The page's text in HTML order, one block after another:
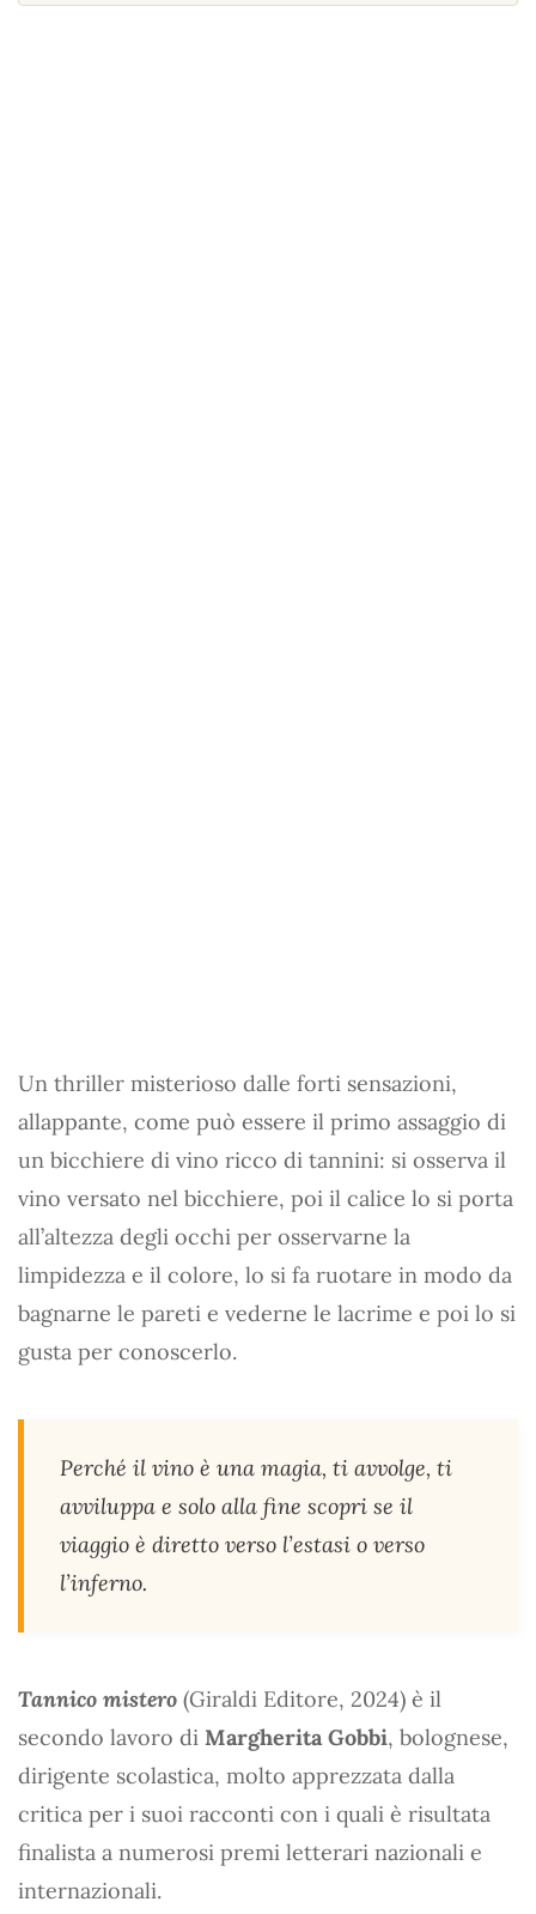
Un thriller misterioso dalle forti sensazioni,
allappante, come può essere il primo assaggio di
un bicchiere di vino ricco di tannini: si osserva il
vino versato nel bicchiere, poi il calice lo si porta
all’altezza degli occhi per osservarne la
limpidezza e il colore, lo si fa ruotare in modo da
bagnarne le pareti e vederne le lacrime e poi lo si
gusta per conoscerlo.
Perché il vino è una magia, ti avvolge, ti
avviluppa e solo alla fine scopri se il
viaggio è diretto verso l’estasi o verso
l’inferno.
Tannico mistero (Giraldi Editore, 2024) è il
secondo lavoro di Margherita Gobbi, bolognese,
dirigente scolastica, molto apprezzata dalla
critica per i suoi racconti con i quali è risultata
finalista a numerosi premi letterari nazionali e
internazionali.